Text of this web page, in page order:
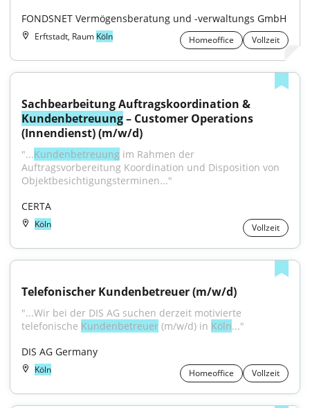
FONDSNET Vermögensberatung und -verwaltungs GmbH
Erftstadt, Raum Köln Homeoffice Vollzeit
Kundenbetreuung – Customer Operations
(Innendienst) (m/w/d)
"...Kundenbetreuung im Rahmen der
Auftragsvorbereitung Koordination und Disposition von
Objektbesichtigungsterminen..."
CERTA
Köln Vollzeit
Telefonischer Kundenbetreuer (m/w/d)
"...Wir bei der DIS AG suchen derzeit motivierte
telefonische Kundenbetreuer (m/w/d) in Köln..."
DIS AG Germany
Köln Homeoffice Vollzeit